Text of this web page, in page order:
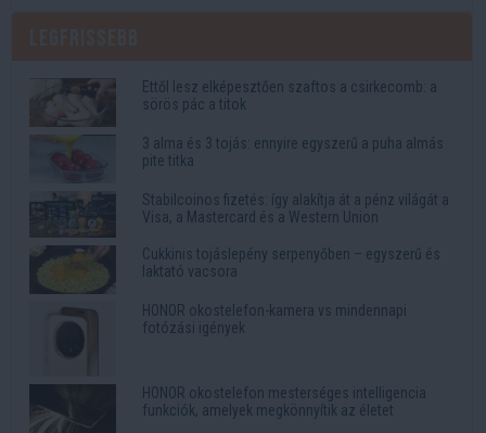
Ettől lesz elképesztően szaftos a csirkecomb: a
sörös pác a titok
3 alma és 3 tojás: ennyire egyszerű a puha almás
pite titka
Stabilcoinos fizetés: így alakítja át a pénz világát a
Visa, a Mastercard és a Western Union
Cukkinis tojáslepény serpenyőben – egyszerű és
laktató vacsora
HONOR okostelefon-kamera vs mindennapi
fotózási igények
HONOR okostelefon mesterséges intelligencia
funkciók, amelyek megkönnyítik az életet